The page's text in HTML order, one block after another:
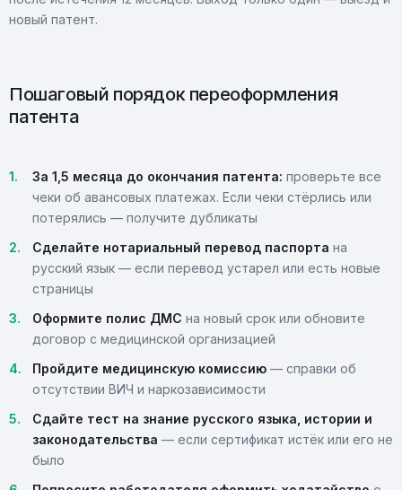
новый патент.
Пошаговый порядок переоформления
патента
За 1,5 месяца до окончания патента: проверьте все
чеки об авансовых платежах. Если чеки стёрлись или
потерялись — получите дубликаты
Сделайте нотариальный перевод паспорта на
русский язык — если перевод устарел или есть новые
страницы
Оформите полис ДМС на новый срок или обновите
договор с медицинской организацией
Пройдите медицинскую комиссию — справки об
отсутствии ВИЧ и наркозависимости
Сдайте тест на знание русского языка, истории и
законодательства — если сертификат истёк или его не
было